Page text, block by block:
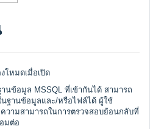
โหมดเมื่อเปิด
นข้อมูล MSSQL ที่เข้ากันได้ สามารถ
นฐานข้อมูลและ/หรือไฟล์ได้ ผู้ใช้
วามสามารถในการตรวจสอบย้อนกลับที่
มต่อ